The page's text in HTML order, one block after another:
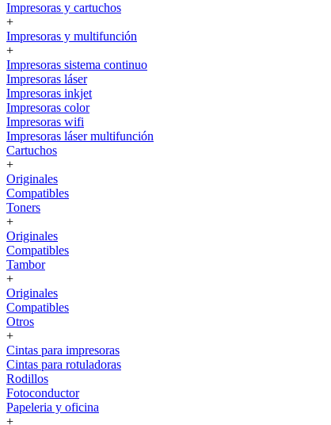
Impresoras y cartuchos
+
Impresoras y multifunción
+
Impresoras sistema continuo
Impresoras láser
Impresoras inkjet
Impresoras color
Impresoras wifi
Impresoras láser multifunción
Cartuchos
+
Originales
Compatibles
Toners
+
Originales
Compatibles
Tambor
+
Originales
Compatibles
Otros
+
Cintas para impresoras
Cintas para rotuladoras
Rodillos
Fotoconductor
Papeleria y oficina
+